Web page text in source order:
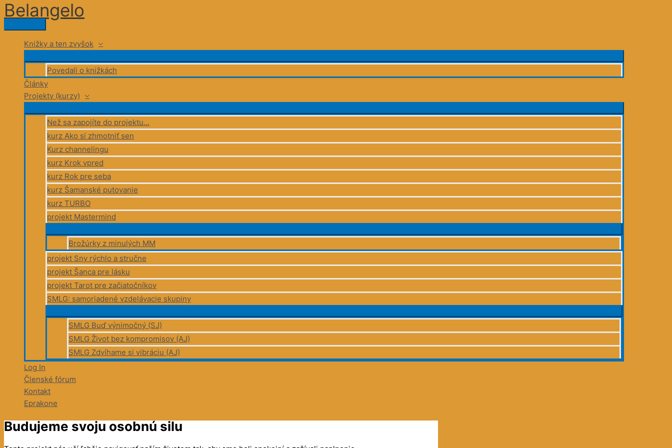
Preskočiť
na
obsah
Belangelo
Hlavné
Menu
Knižky a ten zvyšok
Povedali o knižkách
Články
Projekty (kurzy)
Než sa zapojíte do projektu…
kurz Ako si zhmotniť sen
Kurz channelingu
kurz Krok vpred
kurz Rok pre seba
kurz Šamanské putovanie
kurz TURBO
projekt Mastermind
Brožúrky z minulých MM
projekt Sny rýchlo a stručne
projekt Šanca pre lásku
projekt Tarot pre začiatočníkov
SMLG: samoriadené vzdelávacie skupiny
SMLG Buď výnimočný (SJ)
SMLG Život bez kompromisov (AJ)
SMLG Zdvíhame si vibráciu (AJ)
Log In
Členské fórum
Kontakt
Eprakone
Budujeme svoju osobnú silu